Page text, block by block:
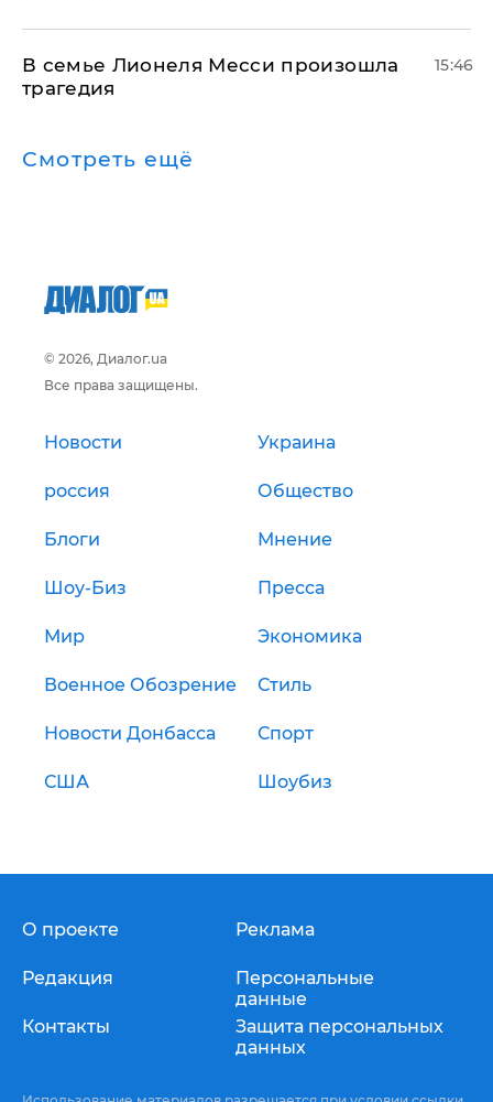
В семье Лионеля Месси произошла
трагедия
15:46
Смотреть ещё
© 2026, Диалог.ua
Все права защищены.
Новости Украина
россия Общество
Блоги Мнение
Шоу-Биз Пресса
Мир Экономика
Военное Обозрение Стиль
Новости Донбасса Спорт
США Шоубиз
О проекте
Редакция
Контакты
Реклама
Персональные
данные
Защита персональных
данных